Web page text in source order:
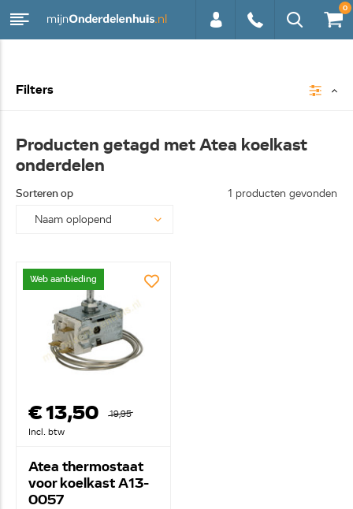
0
Filters
Producten getagd met Atea koelkast
onderdelen
Sorteren op 1 producten gevonden
Web aanbieding
€ 13,50
19,95
Incl. btw
Atea thermostaat
voor koelkast A13-
0057